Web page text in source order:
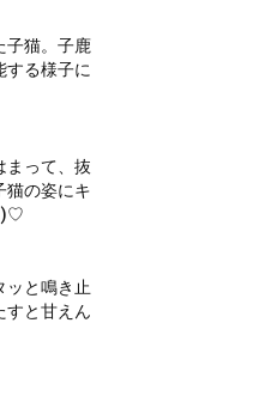
子猫。子鹿
する様子に
まって、抜
猫の姿にキ
)♡
ッと鳴き止
すと甘えん